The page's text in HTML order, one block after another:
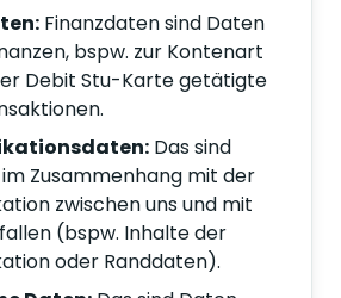
Finanzdaten sind Daten
bspw. zur Kontenart
Debit Stu-Karte getätigte
Das sind
Zusammenhang mit der
zwischen uns und mit
(bspw. Inhalte der
oder Randdaten).